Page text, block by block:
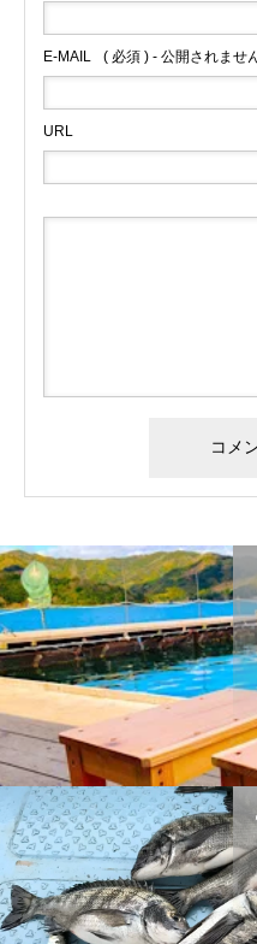
E-MAIL ( 必須 ) - 公開されませ
URL